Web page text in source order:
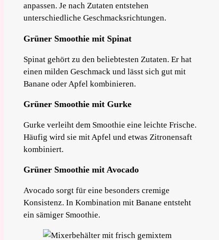
anpassen. Je nach Zutaten entstehen
unterschiedliche Geschmacksrichtungen.
Grüner Smoothie mit Spinat
Spinat gehört zu den beliebtesten Zutaten. Er hat
einen milden Geschmack und lässt sich gut mit
Banane oder Apfel kombinieren.
Grüner Smoothie mit Gurke
Gurke verleiht dem Smoothie eine leichte Frische.
Häufig wird sie mit Apfel und etwas Zitronensaft
kombiniert.
Grüner Smoothie mit Avocado
Avocado sorgt für eine besonders cremige
Konsistenz. In Kombination mit Banane entsteht
ein sämiger Smoothie.